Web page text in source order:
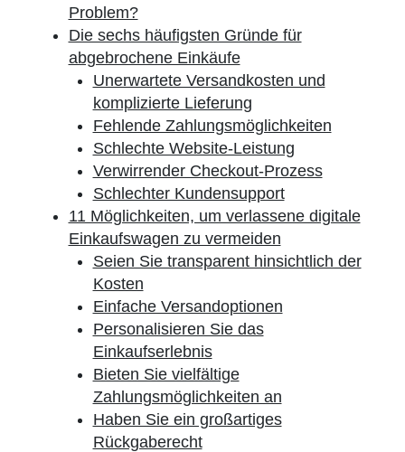
Problem?
Die sechs häufigsten Gründe für
abgebrochene Einkäufe
Unerwartete Versandkosten und
komplizierte Lieferung
Fehlende Zahlungsmöglichkeiten
Schlechte Website-Leistung
Verwirrender Checkout-Prozess
Schlechter Kundensupport
11 Möglichkeiten, um verlassene digitale
Einkaufswagen zu vermeiden
Seien Sie transparent hinsichtlich der
Kosten
Einfache Versandoptionen
Personalisieren Sie das
Einkaufserlebnis
Bieten Sie vielfältige
Zahlungsmöglichkeiten an
Haben Sie ein großartiges
Rückgaberecht